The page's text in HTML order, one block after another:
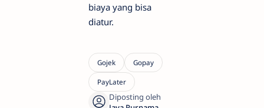
biaya yang bisa
diatur.